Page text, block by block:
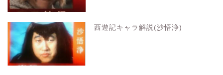
西遊記キャラ解説(沙悟浄)